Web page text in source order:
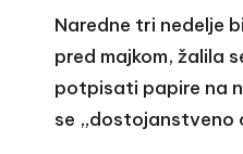
Naredne tri nedelje
pred majkom, žalila
potpisati papire na
se „dostojanstveno